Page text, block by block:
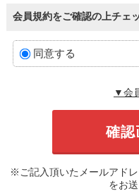
会員規約をご確認の上チェ
同意する
▼会
※ご記入頂いたメールアド
をお